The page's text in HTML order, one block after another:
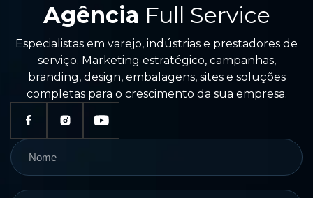
Agência Full Service
Especialistas em varejo, indústrias e prestadores de
serviço. Marketing estratégico, campanhas,
branding, design, embalagens, sites e soluções
completas para o crescimento da sua empresa.